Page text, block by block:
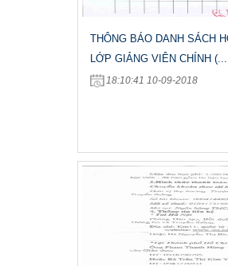
THÔNG BÁO DANH SÁCH
LỚP GIẢNG VIÊN CHÍNH (...
18:10:41 10-09-2018